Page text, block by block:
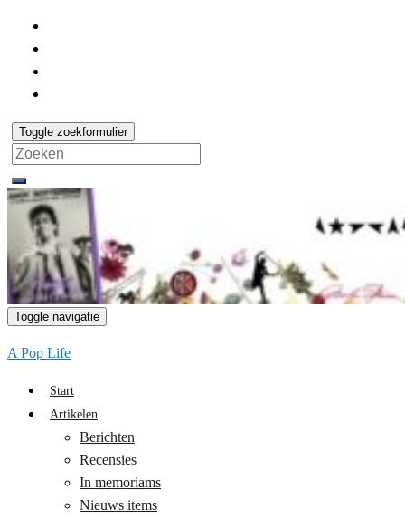
Toggle zoekformulier
Search
for:
Toggle navigatie
A Pop Life
Start
Artikelen
Berichten
Recensies
In memoriams
Nieuws items